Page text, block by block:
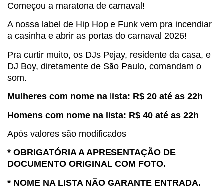
Começou a maratona de carnaval!
A nossa label de Hip Hop e Funk vem pra incendiar
a casinha e abrir as portas do carnaval 2026!
Pra curtir muito, os DJs Pejay, residente da casa, e
DJ Boy, diretamente de São Paulo, comandam o
som.
Mulheres com nome na lista: R$ 20 até as 22h
Homens com nome na lista: R$ 40 até as 22h
Após valores são modificados
* OBRIGATÓRIA A APRESENTAÇÃO DE
DOCUMENTO ORIGINAL COM FOTO.
* NOME NA LISTA NÃO GARANTE ENTRADA.